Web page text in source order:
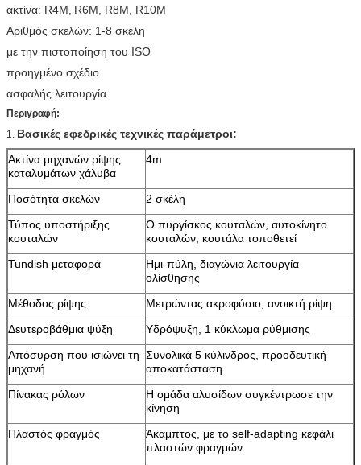
ακτίνα: R4M, R6M, R8M, R10M
Αριθμός σκελών: 1-8 σκέλη
με την πιστοποίηση του ISO
προηγμένο σχέδιο
ασφαλής λειτουργία
Περιγραφή:
1. Βασικές εφεδρικές τεχνικές παράμετροι:
Ακτίνα μηχανών ρίψης
καταλυμάτων χάλυβα
4m
Ποσότητα σκελών
2 σκέλη
Τύπος υποστήριξης
κουταλών
Ο πυργίσκος κουταλών, αυτοκίνητο
κουταλών, κουτάλα τοποθετεί
Tundish μεταφορά
Ημι-πύλη, διαγώνια λειτουργία
ολίσθησης
Μέθοδος ρίψης
Μετρώντας ακροφύσιο, ανοικτή ρίψη
Δευτεροβάθμια ψύξη
Υδρόψυξη, 1 κύκλωμα ρύθμισης
Απόσυρση που ισιώνει τη
μηχανή
Συνολικά 5 κύλινδρος, προοδευτική
αποκατάσταση
Πίνακας ρόλων
Η ομάδα αλυσίδων συγκέντρωσε την
κίνηση
Πλαστός φραγμός
Άκαμπτος, με το self-adapting κεφάλι
πλαστών φραγμών